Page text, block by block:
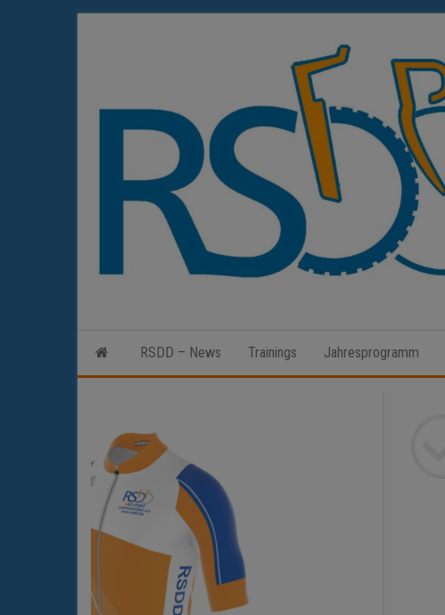
RSDD – News Trainings Jahresprogramm